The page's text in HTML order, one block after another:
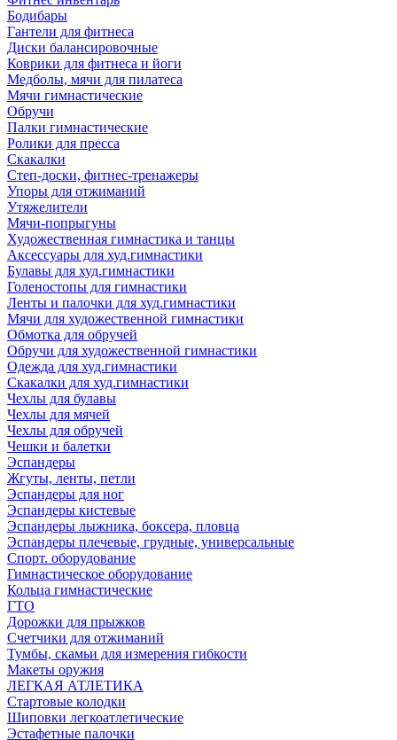
Бодибары
Гантели для фитнеса
Диски балансировочные
Коврики для фитнеса и йоги
Медболы, мячи для пилатеса
Мячи гимнастические
Обручи
Палки гимнастические
Ролики для пресса
Скакалки
Степ-доски, фитнес-тренажеры
Упоры для отжиманий
Утяжелители
Мячи-попрыгуны
Художественная гимнастика и танцы
Аксессуары для худ.гимнастики
Булавы для худ.гимнастики
Голеностопы для гимнастики
Ленты и палочки для худ.гимнастики
Мячи для художественной гимнастики
Обмотка для обручей
Обручи для художественной гимнастики
Одежда для худ.гимнастики
Скакалки для худ.гимнастики
Чехлы для булавы
Чехлы для мячей
Чехлы для обручей
Чешки и балетки
Эспандеры
Жгуты, ленты, петли
Эспандеры для ног
Эспандеры кистевые
Эспандеры лыжника, боксера, пловца
Эспандеры плечевые, грудные, универсальные
Спорт. оборудование
Гимнастическое оборудование
Кольца гимнастические
ГТО
Дорожки для прыжков
Счетчики для отжиманий
Тумбы, скамьи для измерения гибкости
Макеты оружия
ЛЕГКАЯ АТЛЕТИКА
Стартовые колодки
Шиповки легкоатлетические
Эстафетные палочки